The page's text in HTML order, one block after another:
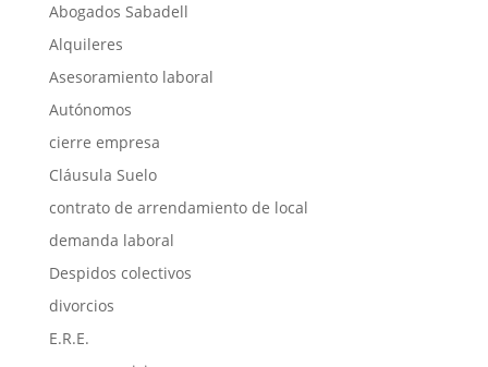
Abogados Sabadell
Alquileres
Asesoramiento laboral
Autónomos
cierre empresa
Cláusula Suelo
contrato de arrendamiento de local
demanda laboral
Despidos colectivos
divorcios
E.R.E.